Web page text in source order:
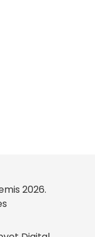
2026.